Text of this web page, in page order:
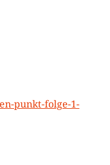
punkt-folge-1-